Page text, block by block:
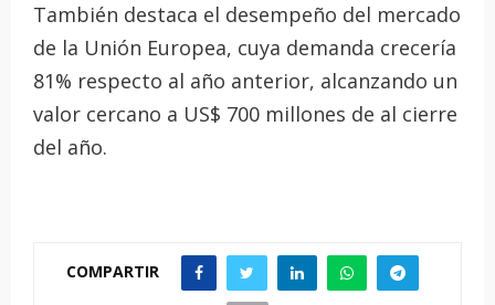
También destaca el desempeño del mercado
de la Unión Europea, cuya demanda crecería
81% respecto al año anterior, alcanzando un
valor cercano a US$ 700 millones de al cierre
del año.
COMPARTIR